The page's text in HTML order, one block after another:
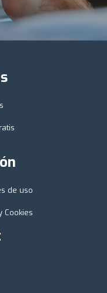
de uso
Cookies